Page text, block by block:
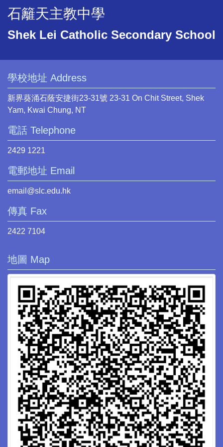
石籬天主教中學
Shek Lei Catholic Secondary School
學校地址 Address
新界葵涌石蔭安捷街23-31號 23-31 On Chit Street, Shek
Yam, Kwai Chung, NT
電話 Telephone
2429 1221
電郵地址 Email
email@slc.edu.hk
傳真 Fax
2422 7104
地圖 Map